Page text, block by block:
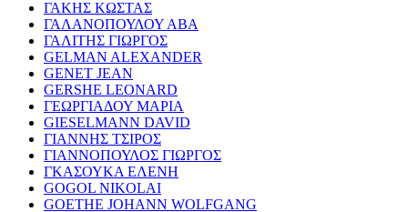
ΓΑΚΗΣ ΚΩΣΤΑΣ
ΓΑΛΑΝΟΠΟΥΛΟΥ ΑΒΑ
ΓΑΛΙΤΗΣ ΓΙΩΡΓΟΣ
GELMAN ALEXANDER
GENET JEAN
GERSHE LEONARD
ΓΕΩΡΓΙΑΔΟΥ ΜΑΡΙΑ
GIESELMANN DAVID
ΓΙΑΝΝΗΣ ΤΣΙΡΟΣ
ΓΙΑΝΝΟΠΟΥΛΟΣ ΓΙΩΡΓΟΣ
ΓΚΑΣΟΥΚΑ ΕΛΕΝΗ
GOGOL NIKOLAI
GOETHE JOHANN WOLFGANG